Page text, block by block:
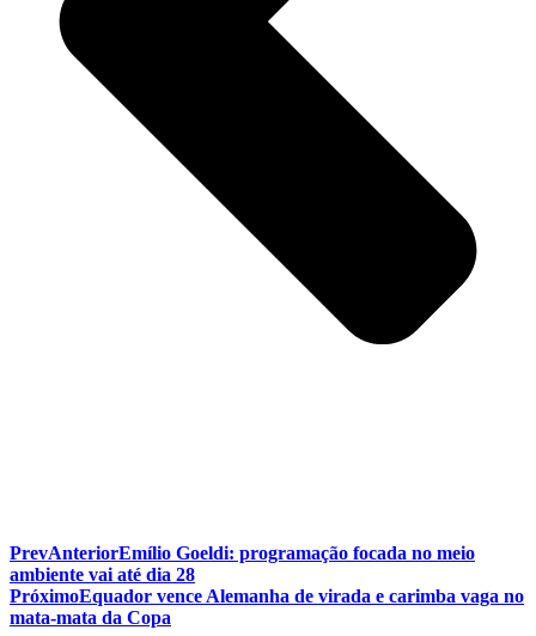
PrevAnteriorEmílio Goeldi: programação focada no meio
ambiente vai até dia 28
PróximoEquador vence Alemanha de virada e carimba vaga no
mata-mata da Copa